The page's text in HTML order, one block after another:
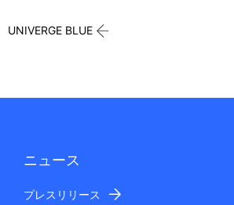
UNIVERGE BLUE
ニュース
プレスリリース